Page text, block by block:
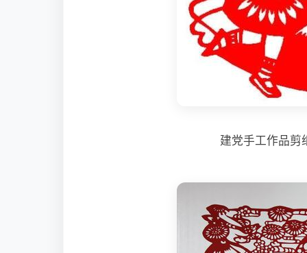
建党手工作品剪